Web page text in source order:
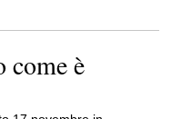
come è